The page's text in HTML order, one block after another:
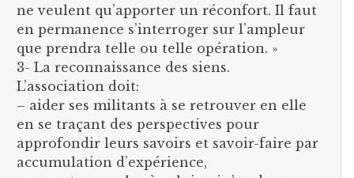
ne veulent qu’apporter un réconfort. Il faut
en permanence s’interroger sur l’ampleur
que prendra telle ou telle opération. »
3- La reconnaissance des siens.
L’association doit:
– aider ses militants à se retrouver en elle
en se traçant des perspectives pour
approfondir leurs savoirs et savoir-faire par
accumulation d’expérience,